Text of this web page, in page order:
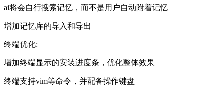
ai将会自行搜索记忆，而不是用户自动附着记忆
增加记忆库的导入和导出
终端优化:
增加终端显示的安装进度条，优化整体效果
终端支持vim等命令，并配备操作键盘